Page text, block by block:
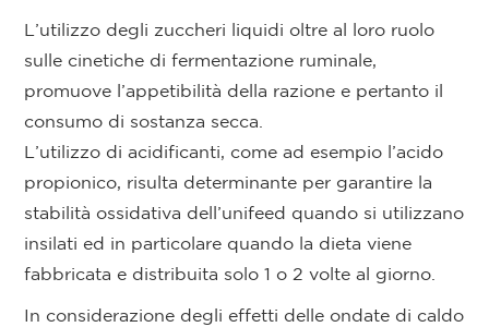
L’utilizzo degli zuccheri liquidi oltre al loro ruolo
sulle cinetiche di fermentazione ruminale,
promuove l’appetibilità della razione e pertanto il
consumo di sostanza secca.
L’utilizzo di acidificanti, come ad esempio l’acido
propionico, risulta determinante per garantire la
stabilità ossidativa dell’unifeed quando si utilizzano
insilati ed in particolare quando la dieta viene
fabbricata e distribuita solo 1 o 2 volte al giorno.
In considerazione degli effetti delle ondate di caldo